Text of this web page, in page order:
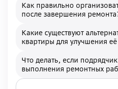
Как правильно
после завершения
Какие существуют
квартиры для улучшения
Что делать, если
выполнения ремонтных